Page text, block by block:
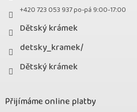
+420 723 053 937 po-pá 9:00-17:00
Dětský krámek
detsky_kramek/
Dětský krámek
Přijímáme online platby